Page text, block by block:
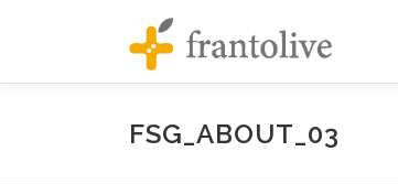
FSG_ABOUT_03